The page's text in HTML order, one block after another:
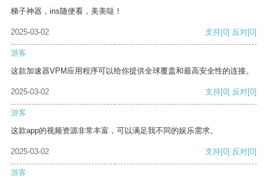
梯子神器，ins随便看，美美哒！
2025-03-02 支持[0] 反对[0]
游客
这款加速器VPM应用程序可以给你提供全球覆盖和最高安全性的连接。
2025-03-02 支持[0] 反对[0]
游客
这款app的视频资源非常丰富，可以满足我不同的娱乐需求。
2025-03-02 支持[0] 反对[0]
游客